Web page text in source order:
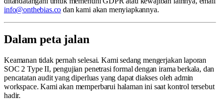
info@onthebias.co dan kami akan menyiapkannya.
Dalam peta jalan
Keamanan tidak pernah selesai. Kami sedang mengerjakan laporan
SOC 2 Type II, pengujian penetrasi formal dengan irama berkala, dan
pencatatan audit yang diperluas yang dapat diakses oleh admin
workspace. Kami akan memperbarui halaman ini saat kontrol tersebut
hadir.